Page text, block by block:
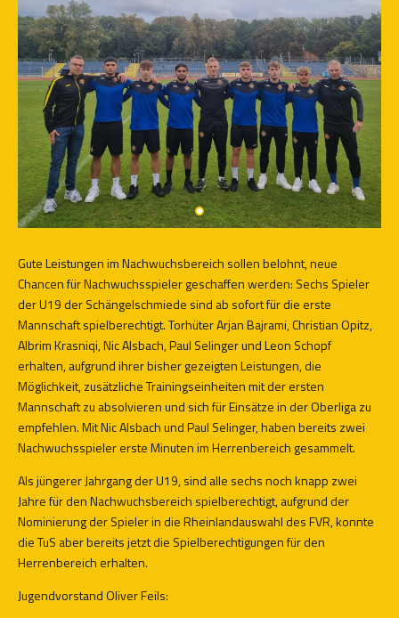
Gute Leistungen im Nachwuchsbereich sollen belohnt, neue
Chancen für Nachwuchsspieler geschaffen werden: Sechs Spieler
der U19 der Schängelschmiede sind ab sofort für die erste
Mannschaft spielberechtigt. Torhüter Arjan Bajrami, Christian Opitz,
Albrim Krasniqi, Nic Alsbach, Paul Selinger und Leon Schopf
erhalten, aufgrund ihrer bisher gezeigten Leistungen, die
Möglichkeit, zusätzliche Trainingseinheiten mit der ersten
Mannschaft zu absolvieren und sich für Einsätze in der Oberliga zu
empfehlen. Mit Nic Alsbach und Paul Selinger, haben bereits zwei
Nachwuchsspieler erste Minuten im Herrenbereich gesammelt.
Als jüngerer Jahrgang der U19, sind alle sechs noch knapp zwei
Jahre für den Nachwuchsbereich spielberechtigt, aufgrund der
Nominierung der Spieler in die Rheinlandauswahl des FVR, konnte
die TuS aber bereits jetzt die Spielberechtigungen für den
Herrenbereich erhalten.
Jugendvorstand Oliver Feils: